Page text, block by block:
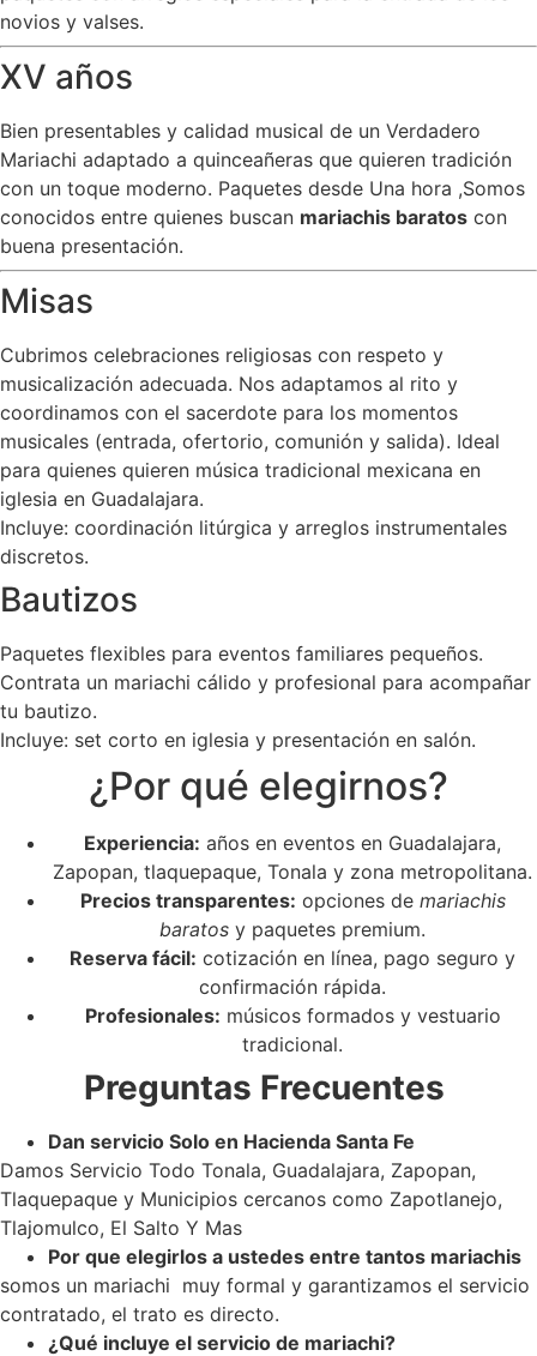
novios y valses.
XV años
Bien presentables y calidad musical de un Verdadero
Mariachi adaptado a quinceañeras que quieren tradición
con un toque moderno. Paquetes desde Una hora ,Somos
conocidos entre quienes buscan mariachis baratos con
buena presentación.
Misas
Cubrimos celebraciones religiosas con respeto y
musicalización adecuada. Nos adaptamos al rito y
coordinamos con el sacerdote para los momentos
musicales (entrada, ofertorio, comunión y salida). Ideal
para quienes quieren música tradicional mexicana en
iglesia en Guadalajara.
Incluye: coordinación litúrgica y arreglos instrumentales
discretos.
Bautizos
Paquetes flexibles para eventos familiares pequeños.
Contrata un mariachi cálido y profesional para acompañar
tu bautizo.
Incluye: set corto en iglesia y presentación en salón.
¿Por qué elegirnos?
Experiencia: años en eventos en Guadalajara,
Zapopan, tlaquepaque, Tonala y zona metropolitana.
Precios transparentes: opciones de mariachis
baratos y paquetes premium.
Reserva fácil: cotización en línea, pago seguro y
confirmación rápida.
Profesionales: músicos formados y vestuario
tradicional.
Preguntas Frecuentes
Dan servicio Solo en Hacienda Santa Fe
Damos Servicio Todo Tonala, Guadalajara, Zapopan,
Tlaquepaque y Municipios cercanos como Zapotlanejo,
Tlajomulco, El Salto Y Mas
Por que elegirlos a ustedes entre tantos mariachis
somos un mariachi muy formal y garantizamos el servicio
contratado, el trato es directo.
¿Qué incluye el servicio de mariachi?